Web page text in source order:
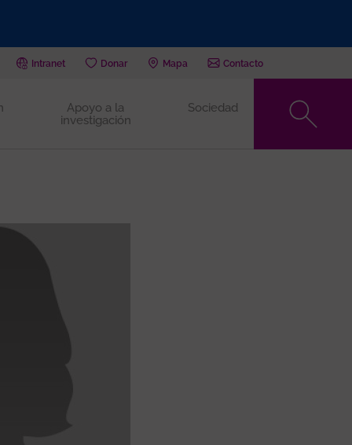
Intranet Donar Mapa Contacto
Apoyo a la
investigación
Sociedad